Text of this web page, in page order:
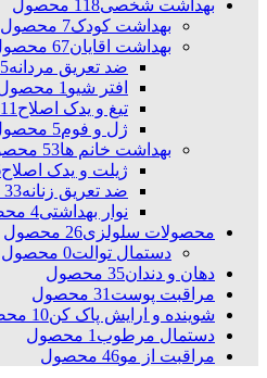
بهداشت شخصی118 محصول
بهداشت کودک7 محصول
بهداشت اقایان67 محصول
ضد تعریق مردانه45
افتر شیو1 محصول
تیغ و یدک اصلاح11 محصول
ژل و فوم5 محصول
بهداشت خانم ها53 محصول
ژیلت و یدک اصلاح
ضد تعریق زنانه33 محصول
نوار بهداشتی4 محصول
محصولات سلولزی26 محصول
دستمال توالت0 محصول
دهان و دندان35 محصول
مراقبت پوست31 محصول
شوینده و ارایش پاک کن10 محصول
دستمال مرطوب1 محصول
مراقبت از مو46 محصول